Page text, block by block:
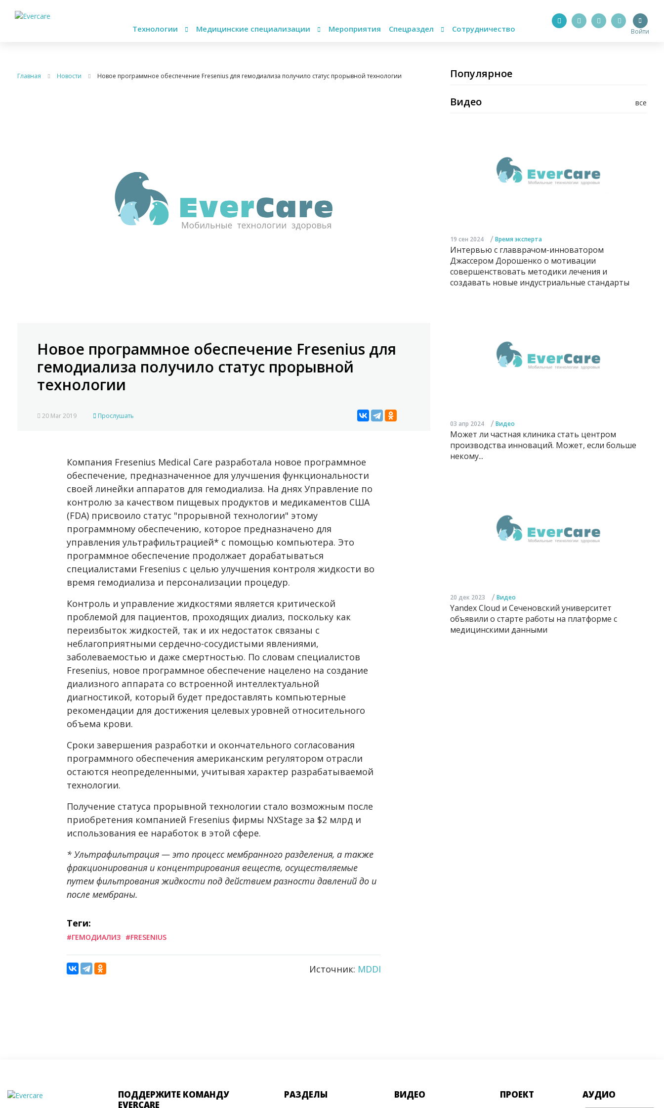
Технологии Медицинские специализации Мероприятия Спецраздел Сотрудничество Войти
Главная Новости Новое программное обеспечение Fresenius для гемодиализа получило статус прорывной технологии
Новое программное обеспечение Fresenius для
гемодиализа получило статус прорывной
технологии
20 Mar 2019 Прослушать
Компания Fresenius Medical Care разработала новое программное
обеспечение, предназначенное для улучшения функциональности
своей линейки аппаратов для гемодиализа. На днях Управление по
контролю за качеством пищевых продуктов и медикаментов США
(FDA) присвоило статус "прорывной технологии" этому
программному обеспечению, которое предназначено для
управления ультрафильтрацией* с помощью компьютера. Это
программное обеспечение продолжает дорабатываться
специалистами Fresenius с целью улучшения контроля жидкости во
время гемодиализа и персонализации процедур.
Контроль и управление жидкостями является критической
проблемой для пациентов, проходящих диализ, поскольку как
переизбыток жидкостей, так и их недостаток связаны с
неблагоприятными сердечно-сосудистыми явлениями,
заболеваемостью и даже смертностью. По словам специалистов
Fresenius, новое программное обеспечение нацелено на создание
диализного аппарата со встроенной интеллектуальной
диагностикой, который будет предоставлять компьютерные
рекомендации для достижения целевых уровней относительного
объема крови.
Сроки завершения разработки и окончательного согласования
программного обеспечения американским регулятором отрасли
остаются неопределенными, учитывая характер разрабатываемой
технологии.
Получение статуса прорывной технологии стало возможным после
приобретения компанией Fresenius фирмы NXStage за $2 млрд и
использования ее наработок в этой сфере.
* Ультрафильтрация — это процесс мембранного разделения, а также
фракционирования и концентрирования веществ, осуществляемые
путем фильтрования жидкости под действием разности давлений до и
после мембраны.
Теги:
#ГЕМОДИАЛИЗ #FRESENIUS
Источник: MDDI
Популярное
все
Видео
19 сен 2024 / Время эксперта
Интервью с главврачом-инноватором
Джассером Дорошенко о мотивации
совершенствовать методики лечения и
создавать новые индустриальные стандарты
03 апр 2024 / Видео
Может ли частная клиника стать центром
производства инноваций. Может, если больше
некому...
20 дек 2023 / Видео
Yandex Cloud и Сеченовский университет
объявили о старте работы на платформе с
медицинскими данными
ПОДДЕРЖИТЕ КОМАНДУ
EVERCARE
РАЗДЕЛЫ ВИДЕО ПРОЕКТ АУДИО